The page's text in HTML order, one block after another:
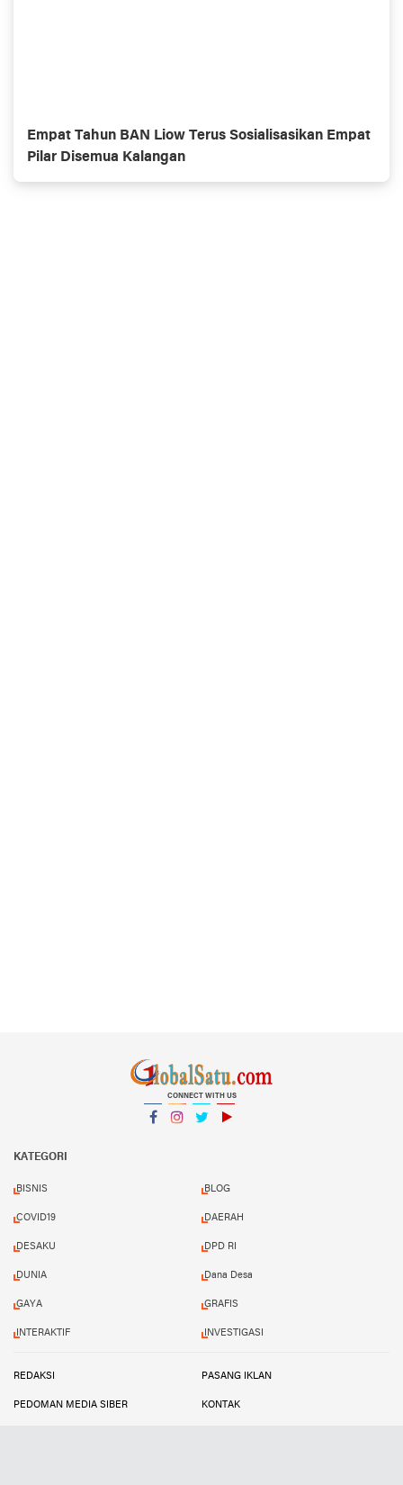
Empat Tahun BAN Liow Terus Sosialisasikan Empat
Pilar Disemua Kalangan
CONNECT WITH US
KATEGORI
BISNIS BLOG
COVID19 DAERAH
DESAKU DPD RI
DUNIA Dana Desa
GAYA GRAFIS
INTERAKTIF INVESTIGASI
REDAKSI PASANG IKLAN
PEDOMAN MEDIA SIBER KONTAK